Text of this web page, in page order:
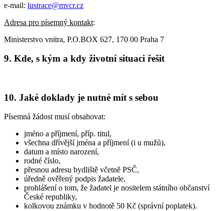
e-mail: lustrace@mvcr.cz
Adresa pro písemný kontakt:
Ministerstvo vnitra, P.O.BOX 627, 170 00 Praha 7
9. Kde, s kým a kdy životní situaci řešit
10. Jaké doklady je nutné mít s sebou
Písemná žádost musí obsahovat:
jméno a příjmení, příp. titul,
všechna dřívější jména a příjmení (i u mužů),
datum a místo narození,
rodné číslo,
přesnou adresu bydliště včetně PSČ,
úředně ověřený podpis žadatele,
prohlášení o tom, že žadatel je nositelem státního občanství
České republiky,
kolkovou známku v hodnotě 50 Kč (správní poplatek).